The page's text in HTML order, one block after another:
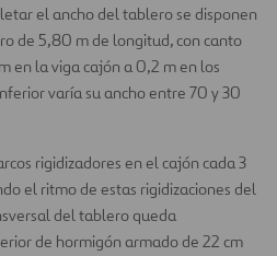
el ancho del tablero se disponen
de 5,80 m de longitud, con canto
en la viga cajón a 0,2 m en los
varía su ancho entre 70 y 30
rigidizadores en el cajón cada 3
el ritmo de estas rigidizaciones del
del tablero queda
de hormigón armado de 22 cm